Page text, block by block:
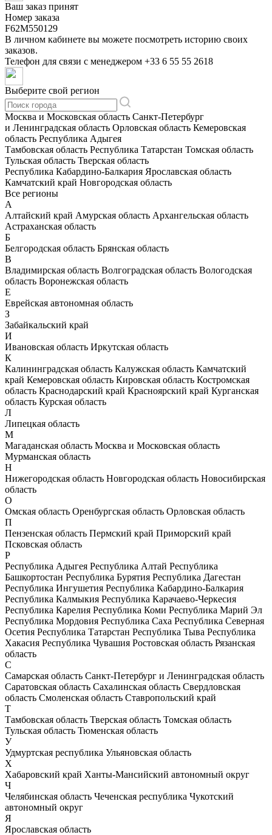
Ваш заказ принят
Номер заказа
F62M550129
В личном кабинете вы можете посмотреть историю своих
заказов.
Телефон для связи с менеджером +33 6 55 55 2618
Выберите свой регион
Москва и Московская область Санкт-Петербург
и Ленинградская область Орловская область Кемеровская
область Республика Адыгея
Тамбовская область Республика Татарстан Томская область
Тульская область Тверская область
Республика Кабардино-Балкария Ярославская область
Камчатский край Новгородская область
Все регионы
А
Алтайский край Амурская область Архангельская область
Астраханская область
Б
Белгородская область Брянская область
В
Владимирская область Волгоградская область Вологодская
область Воронежская область
Е
Еврейская автономная область
З
Забайкальский край
И
Ивановская область Иркутская область
К
Калининградская область Калужская область Камчатский
край Кемеровская область Кировская область Костромская
область Краснодарский край Красноярский край Курганская
область Курская область
Л
Липецкая область
М
Магаданская область Москва и Московская область
Мурманская область
Н
Нижегородская область Новгородская область Новосибирская
область
О
Омская область Оренбургская область Орловская область
П
Пензенская область Пермский край Приморский край
Псковская область
Р
Республика Адыгея Республика Алтай Республика
Башкортостан Республика Бурятия Республика Дагестан
Республика Ингушетия Республика Кабардино-Балкария
Республика Калмыкия Республика Карачаево-Черкесия
Республика Карелия Республика Коми Республика Марий Эл
Республика Мордовия Республика Саха Республика Северная
Осетия Республика Татарстан Республика Тыва Республика
Хакасия Республика Чувашия Ростовская область Рязанская
область
С
Самарская область Санкт-Петербург и Ленинградская область
Саратовская область Сахалинская область Свердловская
область Смоленская область Ставропольский край
Т
Тамбовская область Тверская область Томская область
Тульская область Тюменская область
У
Удмуртская республика Ульяновская область
Х
Хабаровский край Ханты-Мансийский автономный округ
Ч
Челябинская область Чеченская республика Чукотский
автономный округ
Я
Ярославская область